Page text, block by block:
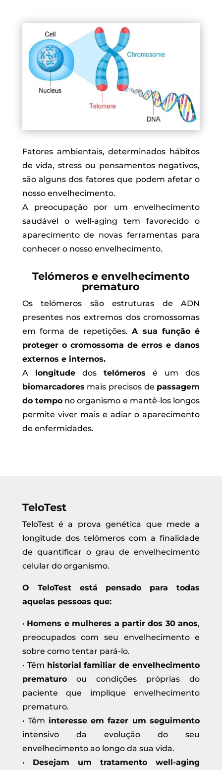
Fatores ambientais, determinados hábitos
de vida, stress ou pensamentos negativos,
são alguns dos fatores que podem afetar o
nosso envelhecimento.
A preocupação por um envelhecimento
saudável o well-aging tem favorecido o
aparecimento de novas ferramentas para
conhecer o nosso envelhecimento.
Telómeros e envelhecimento
prematuro
Os telómeros são estruturas de ADN
presentes nos extremos dos cromossomas
em forma de repetições.A sua função é
proteger o cromossoma de erros e danos
externos e internos.
A longitudedostelómeros é um dos
biomarcadores mais precisos de passagem
do tempo no organismo e mantê-los longos
permite viver mais e adiar o aparecimento
de enfermidades.
TeloTest
TeloTest é a prova genética que mede a
longitude dos telómeros com a finalidade
de quantificar o grau de envelhecimento
celular do organismo.
O TeloTest está pensado para todas
aquelas pessoas que:
• Homens e mulheres a partir dos 30 anos,
preocupados com seu envelhecimento e
sobre como tentar pará-lo.
• Têm historial familiar de envelhecimento
prematuroou condições próprias do
paciente que implique envelhecimento
prematuro.
• Têm interesse em fazer um seguimento
intensivo da evolução do seu
envelhecimento ao longo da sua vida.
• Desejam um tratamento well-aging